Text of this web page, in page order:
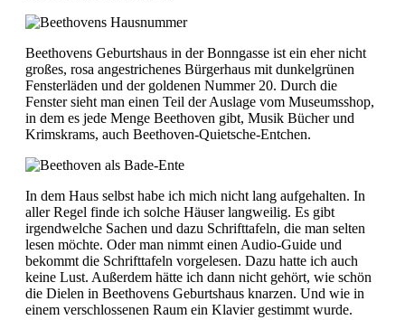
Beethovens Geburtshaus in der Bonngasse ist ein eher nicht
großes, rosa angestrichenes Bürgerhaus mit dunkelgrünen
Fensterläden und der goldenen Nummer 20. Durch die
Fenster sieht man einen Teil der Auslage vom Museumsshop,
in dem es jede Menge Beethoven gibt, Musik Bücher und
Krimskrams, auch Beethoven-Quietsche-Entchen.
In dem Haus selbst habe ich mich nicht lang aufgehalten. In
aller Regel finde ich solche Häuser langweilig. Es gibt
irgendwelche Sachen und dazu Schrifttafeln, die man selten
lesen möchte. Oder man nimmt einen Audio-Guide und
bekommt die Schrifttafeln vorgelesen. Dazu hatte ich auch
keine Lust. Außerdem hätte ich dann nicht gehört, wie schön
die Dielen in Beethovens Geburtshaus knarzen. Und wie in
einem verschlossenen Raum ein Klavier gestimmt wurde.